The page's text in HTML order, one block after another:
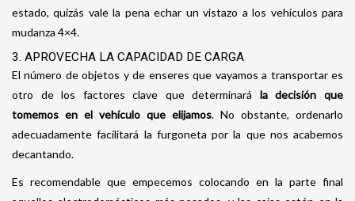
estado, quizás vale la pena echar un vistazo a los vehículos para
mudanza 4×4.
3. APROVECHA LA CAPACIDAD DE CARGA
El número de objetos y de enseres que vayamos a transportar es
otro de los factores clave que determinará la decisión que
tomemos en el vehículo que elijamos. No obstante, ordenarlo
adecuadamente facilitará la furgoneta por la que nos acabemos
decantando.
Es recomendable que empecemos colocando en la parte final